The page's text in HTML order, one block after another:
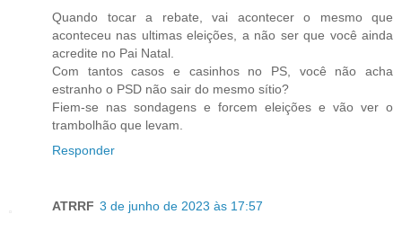
Quando tocar a rebate, vai acontecer o mesmo que
aconteceu nas ultimas eleições, a não ser que você ainda
acredite no Pai Natal.
Com tantos casos e casinhos no PS, você não acha
estranho o PSD não sair do mesmo sítio?
Fiem-se nas sondagens e forcem eleições e vão ver o
trambolhão que levam.
Responder
ATRRF 3 de junho de 2023 às 17:57